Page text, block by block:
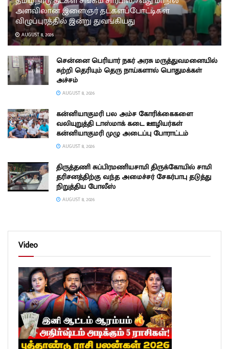
அளவிலான இளைஞர் தடகளப்போட்டிகள்
விழுப்புரத்தில் இன்று துவங்கியது
AUGUST 8, 2026
சென்னை பெரியார் நகர் அரசு மருத்துவமனையில்
சுற்றி தெரியும் தெரு நாய்களால் பொதுமக்கள்
அச்சம்
AUGUST 8, 2026
கன்னியாகுமரி பல அம்ச கோரிக்கைகளை
வலியுறுத்தி டாஸ்மாக் கடை ஊழியர்கள்
கன்னியாகுமரி முழு அடைப்பு போராட்டம்
AUGUST 8, 2026
திருத்தணி சுப்பிரமணியசாமி திருக்கோயில் சாமி
தரிசனத்திற்கு வந்த அமைச்சர் சேகர்பாபு தடுத்து
நிறுத்திய போலீஸ்
AUGUST 8, 2026
Video